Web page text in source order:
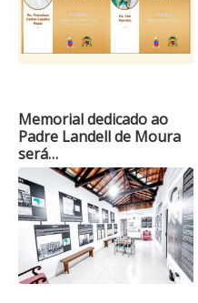
Memorial dedicado ao
Padre Landell de Moura
será…